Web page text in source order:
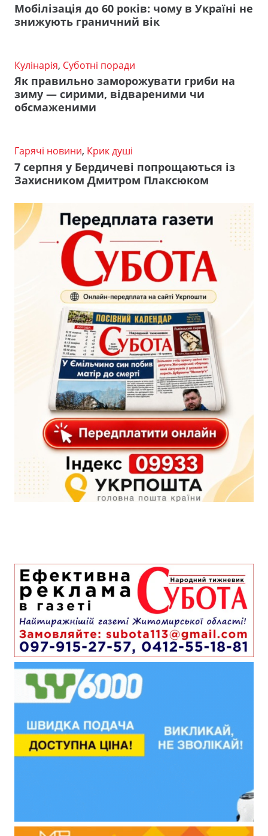
Мобілізація до 60 років: чому в Україні не
знижують граничний вік
Кулінарія, Суботні поради
Як правильно заморожувати гриби на
зиму — сирими, відвареними чи
обсмаженими
Гарячі новини, Крик душі
7 серпня у Бердичеві попрощаються із
Захисником Дмитром Плаксюком